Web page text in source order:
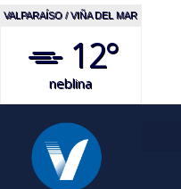
VALPARAÍSO / VIÑA DEL MAR
12°
neblina